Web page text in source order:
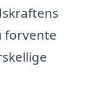
forvente